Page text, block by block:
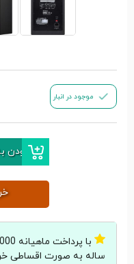
موجود در انبار
افزودن
ساله به صورت اقساطی